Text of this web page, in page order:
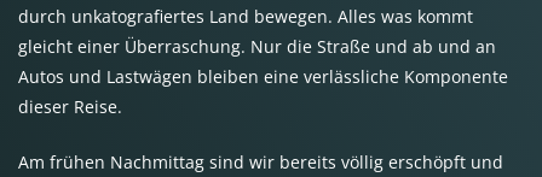
durch unkatografiertes Land bewegen. Alles was kommt
gleicht einer Überraschung. Nur die Straße und ab und an
Autos und Lastwägen bleiben eine verlässliche Komponente
dieser Reise.
Am frühen Nachmittag sind wir bereits völlig erschöpft und